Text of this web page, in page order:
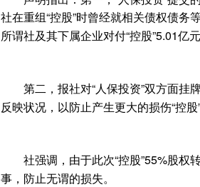
社在重组“控股”时曾经就相关债权债务
所谓社及其下属企业对付“控股”5.01亿
第二，报社对“人保投资”双方面挂
反映状况，以防止产生更大的损伤“控股
社强调，由于此次“控股”55%股权
事，防止无谓的损失。